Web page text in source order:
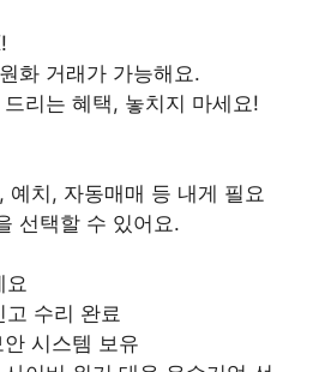
화 거래가 가능해요.
리는 혜택, 놓치지 마세요!
예치, 자동매매 등 내게 필요
선택할 수 있어요.
요
고 수리 완료
시스템 보유